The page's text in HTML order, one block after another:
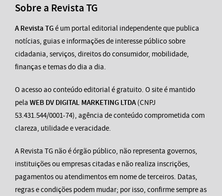
Sobre a Revista TG
A Revista TGé um portal editorial independente que publica
notícias, guias e informações de interesse público sobre
cidadania, serviços, direitos do consumidor, mobilidade,
finanças e temas do dia a dia.
O acesso ao conteúdo editorial é gratuito. O site é mantido
pela WEB DV DIGITAL MARKETING LTDA(CNPJ
53.431.544/0001-74), agência de conteúdo comprometida com
clareza, utilidade e veracidade.
A Revista TG não é órgão público, não representa governos,
instituições ou empresas citadas e não realiza inscrições,
pagamentos ou atendimentos em nome de terceiros. Datas,
regras e condições podem mudar; por isso, confirme sempre as